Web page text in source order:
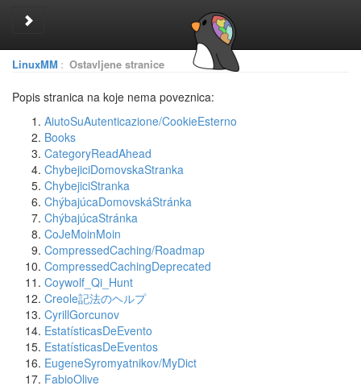
Toggle sidebar
LinuxMM : Ostavljene stranice
Popis stranica na koje nema poveznica:
AiutoSuAutenticazione/CookieEsterno
Books
CategoryReadAhead
ChybejiciDomovskaStranka
ChybejiciStranka
ChýbajúcaDomovskáStránka
ChýbajúcaStránka
CoJeMoinMoin
CompressedCaching/Roadmap
CompressedCachingDeprecated
Coywolf_Qi_Hunt
Creole記法のヘルプ
CyrillGorcunov
EstatísticasDeEvento
EstatísticasDeEventos
EugeneSyromyatnikov/MyDict
FabioOlive